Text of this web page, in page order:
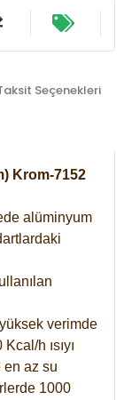
Seçenekleri
Krom-7152
alüminyum
verimde
h ısıyı
en az su
1000